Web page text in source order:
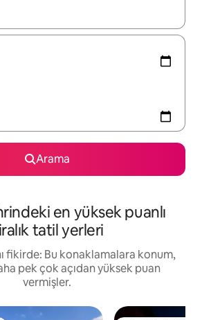
olduğunda yukarı ve aşağı oklarıyla
Arama
en yüksek puanlı
tatil yerleri
fikirde: Bu konaklamalara konum,
pek çok açıdan yüksek puan
vermişler.